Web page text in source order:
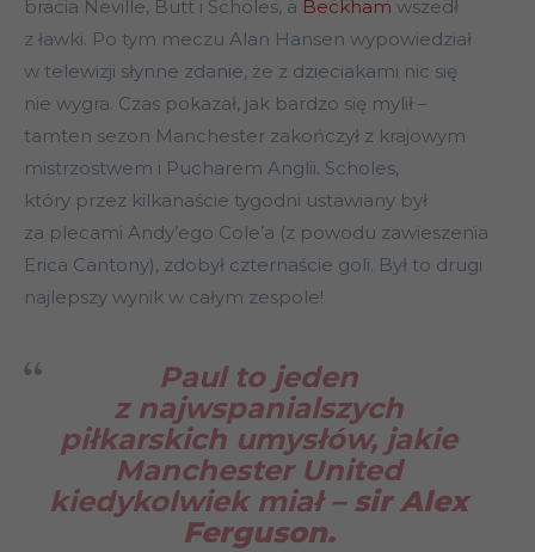
bracia Neville, Butt i Scholes, a Beckham wszedł
z ławki. Po tym meczu Alan Hansen wypowiedział
w telewizji słynne zdanie, że z dzieciakami nic się
nie wygra. Czas pokazał, jak bardzo się mylił –
tamten sezon Manchester zakończył z krajowym
mistrzostwem i Pucharem Anglii. Scholes,
który przez kilkanaście tygodni ustawiany był
za plecami Andy’ego Cole’a (z powodu zawieszenia
Erica Cantony), zdobył czternaście goli. Był to drugi
najlepszy wynik w całym zespole!
Paul to jeden
z najwspanialszych
piłkarskich umysłów, jakie
Manchester United
kiedykolwiek miał – sir Alex
Ferguson.